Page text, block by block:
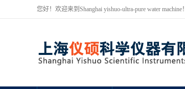
您好！欢迎来到Shanghai yishuo-ultra-pure water machine！